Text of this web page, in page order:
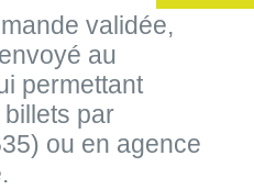
validée,
au
permettant
billets par
ou en agence